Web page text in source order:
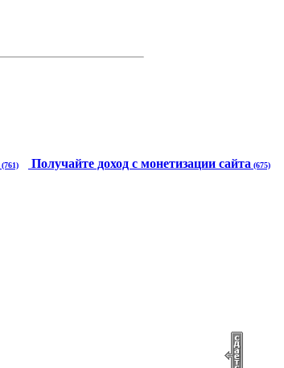
(761) Получайте доход с монетизации сайта (675)